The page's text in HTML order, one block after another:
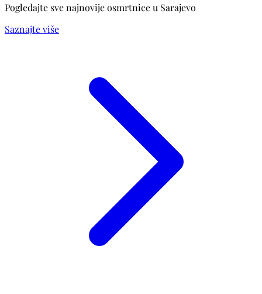
Pogledajte sve najnovije osmrtnice u Sarajevo
Saznajte više